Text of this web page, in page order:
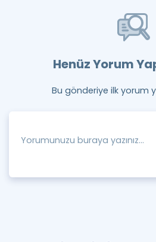
Henüz Yorum
Bu gönderiye ilk yorum